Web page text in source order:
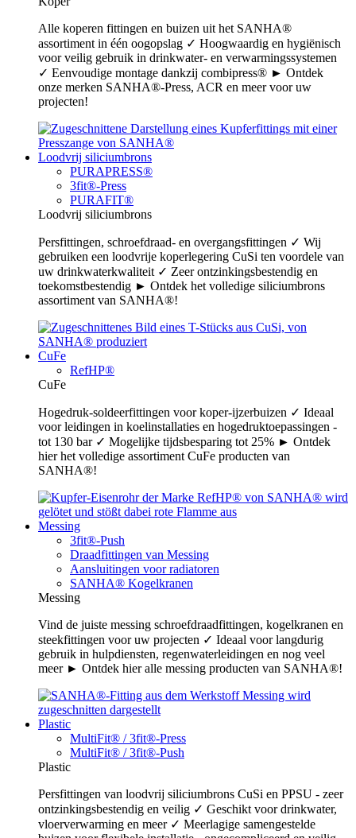
Alle koperen fittingen en buizen uit het SANHA®
assortiment in één oogopslag ✓ Hoogwaardig en hygiënisch
voor veilig gebruik in drinkwater- en verwarmingssystemen
✓ Eenvoudige montage dankzij combipress® ► Ontdek
onze merken SANHA®-Press, ACR en meer voor uw
projecten!
Loodvrij siliciumbrons
PURAPRESS®
3fit®-Press
PURAFIT®
Loodvrij siliciumbrons
Persfittingen, schroefdraad- en overgangsfittingen ✓ Wij
gebruiken een loodvrije koperlegering CuSi ten voordele van
uw drinkwaterkwaliteit ✓ Zeer ontzinkingsbestendig en
toekomstbestendig ► Ontdek het volledige siliciumbrons
assortiment van SANHA®!
CuFe
RefHP®
CuFe
Hogedruk-soldeerfittingen voor koper-ijzerbuizen ✓ Ideaal
voor leidingen in koelinstallaties en hogedruktoepassingen -
tot 130 bar ✓ Mogelijke tijdsbesparing tot 25% ► Ontdek
hier het volledige assortiment CuFe producten van
SANHA®!
Messing
3fit®-Push
Draadfittingen van Messing
Aansluitingen voor radiatoren
SANHA® Kogelkranen
Messing
Vind de juiste messing schroefdraadfittingen, kogelkranen en
steekfittingen voor uw projecten ✓ Ideaal voor langdurig
gebruik in hulpdiensten, regenwaterleidingen en nog veel
meer ► Ontdek hier alle messing producten van SANHA®!
Plastic
MultiFit® / 3fit®-Press
MultiFit® / 3fit®-Push
Plastic
Persfittingen van loodvrij siliciumbrons CuSi en PPSU - zeer
ontzinkingsbestendig en veilig ✓ Geschikt voor drinkwater,
vloerverwarming en meer ✓ Meerlagige samengestelde